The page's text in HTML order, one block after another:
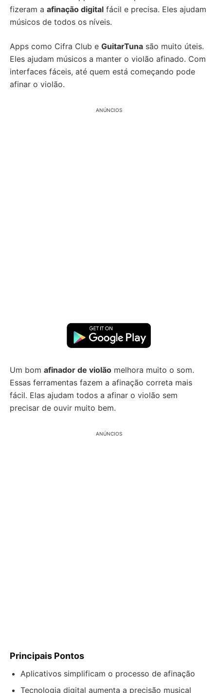
fizeram a afinação digital fácil e precisa. Eles ajudam
músicos de todos os níveis.
Apps como Cifra Club e GuitarTuna são muito úteis.
Eles ajudam músicos a manter o violão afinado. Com
interfaces fáceis, até quem está começando pode
afinar o violão.
ANÚNCIOS
Um bom afinador de violão melhora muito o som.
Essas ferramentas fazem a afinação correta mais
fácil. Elas ajudam todos a afinar o violão sem
precisar de ouvir muito bem.
ANÚNCIOS
Principais Pontos
Aplicativos simplificam o processo de afinação
Tecnologia digital aumenta a precisão musical